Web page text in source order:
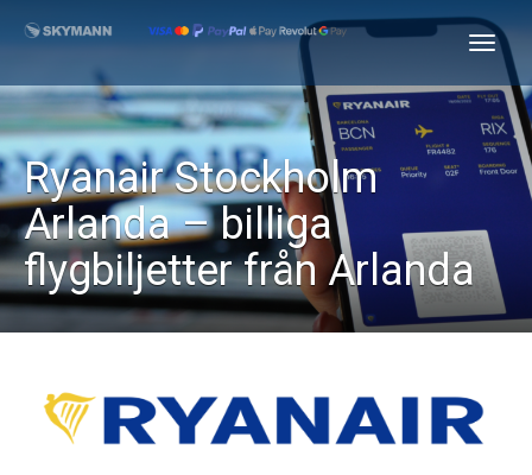
Ryanair Stockholm
Arlanda – billiga
flygbiljetter från Arlanda